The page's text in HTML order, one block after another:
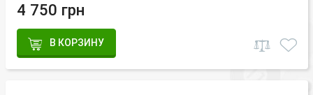
4 750 грн
В КОРЗИНУ